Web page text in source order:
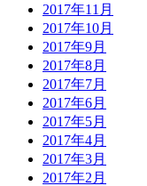
2017年11月
2017年10月
2017年9月
2017年8月
2017年7月
2017年6月
2017年5月
2017年4月
2017年3月
2017年2月